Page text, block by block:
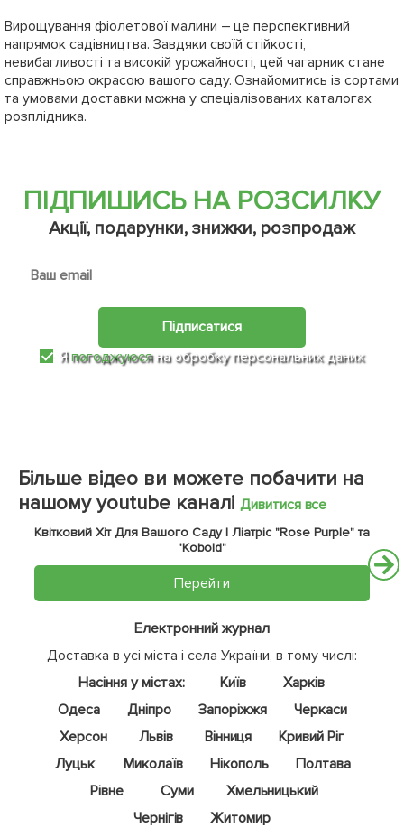
Вирощування фіолетової малини – це перспективний
напрямок садівництва. Завдяки своїй стійкості,
невибагливості та високій урожайності, цей чагарник стане
справжньою окрасою вашого саду. Ознайомитись із сортами
та умовами доставки можна у спеціалізованих каталогах
розплідника.
ПІДПИШИСЬ НА РОЗСИЛКУ
Акції, подарунки, знижки, розпродаж
Підписатися
Япогоджуюся на обробку персональних даних
Більше відео ви можете побачити на
нашому youtube каналі Дивитися все
Квітковий Хіт Для Вашого Саду | Ліатріс "Rose Purple" та
"Kobold"
Перейти
Електронний журнал
Доставка в усі міста і села України, в тому числі:
Насіння у містах:
Київ
Харків
Одеса
Дніпро Запоріжжя
Черкаси
Херсон
Львів Вінниця
Кривий Ріг
Луцьк
Миколаїв Нікополь
Полтава
Рівне
Суми
Хмельницький
Чернігів
Житомир